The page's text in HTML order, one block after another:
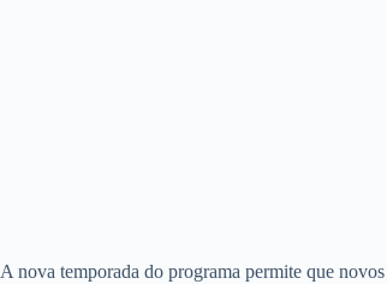
A nova temporada do programa permite que